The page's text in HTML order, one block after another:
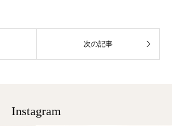
Instagram